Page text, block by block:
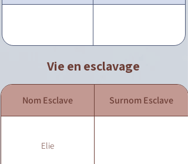
Vie en esclavage
Nom Esclave Surnom Esclave
Elie